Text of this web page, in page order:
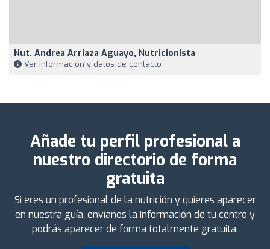
Nut. Andrea Arriaza Aguayo, Nutricionista
Ver información y datos de contacto
Añade tu perfil profesional a
nuestro directorio de forma
gratuita
Si eres un profesional de la nutrición y quieres aparecer
en nuestra guía, envíanos la información de tu centro y
podrás aparecer de forma totalmente gratuita.